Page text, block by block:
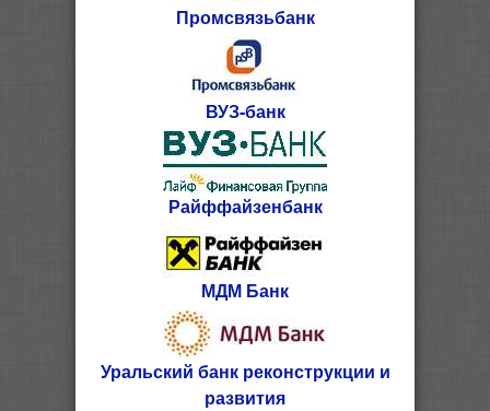
Промсвязьбанк
ВУЗ-банк
Райффайзенбанк
МДМ Банк
Уральский банк реконструкции и
развития